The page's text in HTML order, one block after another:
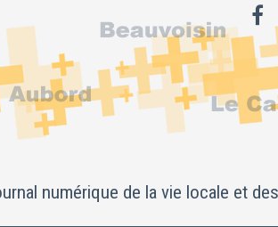
numérique de la vie locale et